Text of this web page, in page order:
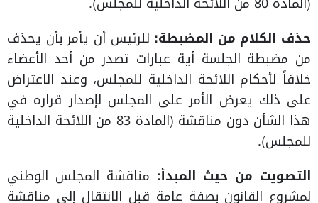
حذف الكلام من المضبطة: للرئيس أن يأمر بأن يحذف
من مضبطة الجلسة أية عبارات تصدر من أحد الأعضاء
خلافاً لأحكام اللائحة الداخلية للمجلس، وعند الاعتراض
على ذلك يعرض الأمر على المجلس لإصدار قراره في
هذا الشأن دون مناقشة (المادة 83 من اللائحة الداخلية
للمجلس).
التصويت من حيث المبدأ: مناقشة المجلس الوطني
لمشروع القانون بصفة عامة قبل الانتقال إلى مناقشة